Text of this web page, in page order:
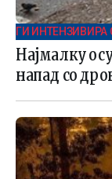
ГИ
Најмалку
напад со